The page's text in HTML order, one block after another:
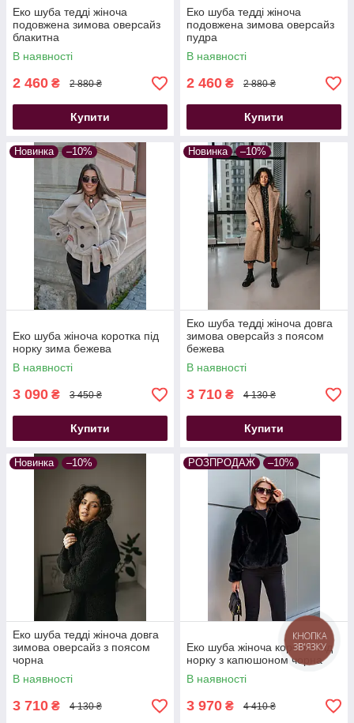
Еко шуба тедді жіноча
подовжена зимова оверсайз
блакитна
В наявності
2 460 ₴ 2 880 ₴
Купити
Еко шуба тедді жіноча
подовжена зимова оверсайз
пудра
В наявності
2 460 ₴ 2 880 ₴
Купити
Новинка –10%
Еко шуба жіноча коротка під
норку зима бежева
В наявності
3 090 ₴ 3 450 ₴
Купити
Новинка –10%
Еко шуба тедді жіноча довга
зимова оверсайз з поясом
бежева
В наявності
3 710 ₴ 4 130 ₴
Купити
Новинка –10%
Еко шуба тедді жіноча довга
зимова оверсайз з поясом
чорна
В наявності
3 710 ₴ 4 130 ₴
РОЗПРОДАЖ –10%
Еко шуба жіноча коротка під
норку з капюшоном чорна
В наявності
3 970 ₴ 4 410 ₴
КНОПКА
ЗВ'ЯЗКУ